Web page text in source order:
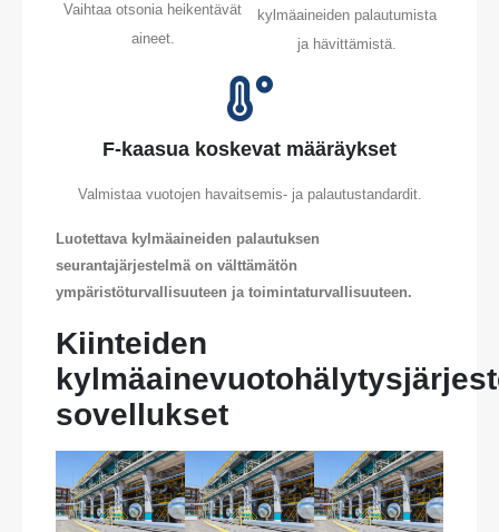
Vaihtaa otsonia heikentävät
aineet.
kylmäaineiden palautumista
ja hävittämistä.
F-kaasua koskevat määräykset
Valmistaa vuotojen havaitsemis- ja palautustandardit.
Luotettava kylmäaineiden palautuksen
seurantajärjestelmä on välttämätön
ympäristöturvallisuuteen ja toimintaturvallisuuteen.
Kiinteiden
sovellukset